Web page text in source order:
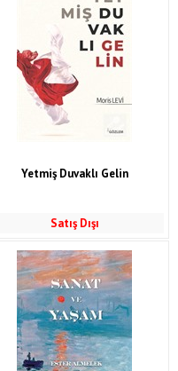
Yetmiş Duvaklı Gelin
Satış Dışı